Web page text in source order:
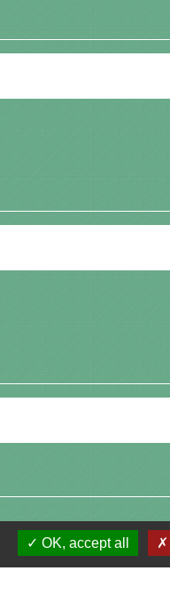
OK, accept all